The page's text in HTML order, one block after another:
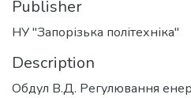
Publisher
НУ "Запорізька політехніка"
Description
Обдул В.Д. Регулювання